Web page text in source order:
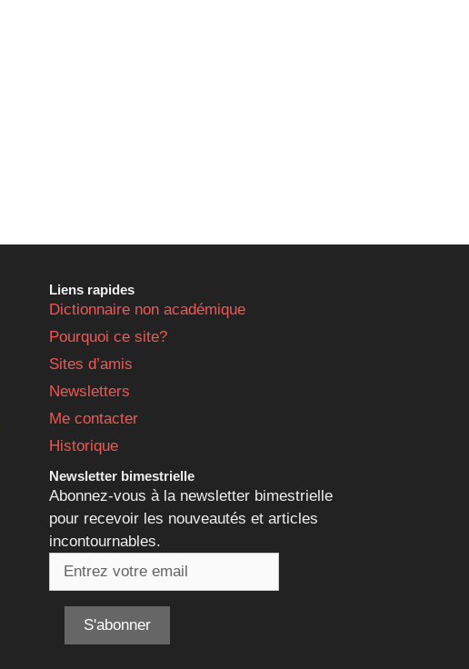
Liens rapides
Dictionnaire non académique
Pourquoi ce site?
Sites d’amis
Newsletters
Me contacter
Historique
Newsletter bimestrielle
Abonnez-vous à la newsletter bimestrielle
pour recevoir les nouveautés et articles
incontournables.